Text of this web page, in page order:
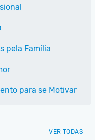
pela Família
para se Motivar
VER TODAS